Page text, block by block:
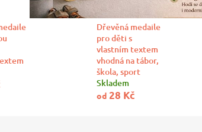
Dřevěná medaile
pro děti s
vlastním textem
vhodná na tábor,
škola, sport
Skladem
od 28 Kč